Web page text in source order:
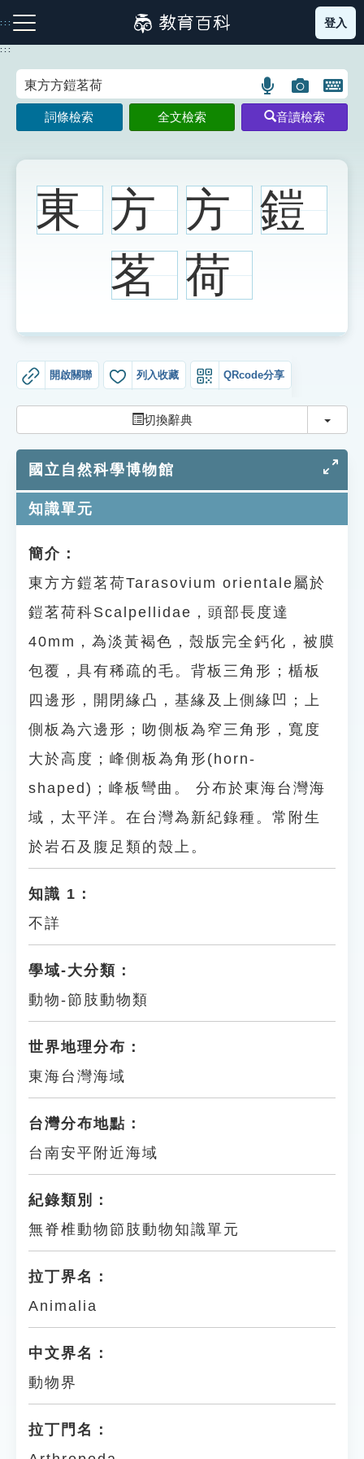
到
主
:::
注音索引圖示 筆畫索引圖示 部首索引表圖示
成語故事
索引選單
知識索引
生命大百科索引
遊戲專區
教學應用
貓頭鷹博士
登入
:::
語
言
搜
示
圖
片
搜
示
開
鍵
圖
詞條檢索 全文檢索 音讀檢索
東 方 方 鎧
茗 荷
開啟關聯 列入收藏 QRcode分享
切換辭典 切換
國立自然科學博物館
知識單元
簡介：
東方方鎧茗荷Tarasovium orientale屬於
鎧茗荷科Scalpellidae，頭部長度達
40mm，為淡黃褐色，殼版完全鈣化，被膜
包覆，具有稀疏的毛。背板三角形；楯板
四邊形，開閉緣凸，基緣及上側緣凹；上
側板為六邊形；吻側板為窄三角形，寬度
大於高度；峰側板為角形(horn-
shaped)；峰板彎曲。 分布於東海台灣海
域，太平洋。在台灣為新紀錄種。常附生
於岩石及腹足類的殼上。
知識 1：
不詳
學域-大分類：
動物-節肢動物類
世界地理分布：
東海台灣海域
台灣分布地點：
台南安平附近海域
紀錄類別：
無脊椎動物節肢動物知識單元
拉丁界名：
Animalia
中文界名：
動物界
拉丁門名：